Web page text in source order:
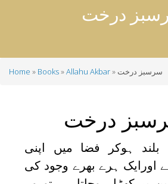
درخت
Home Books Allahu Akbar سرسبز درخت
درخت
ہوکر فضا میں اپنی
اورایک ہرے بھرے وجود کی